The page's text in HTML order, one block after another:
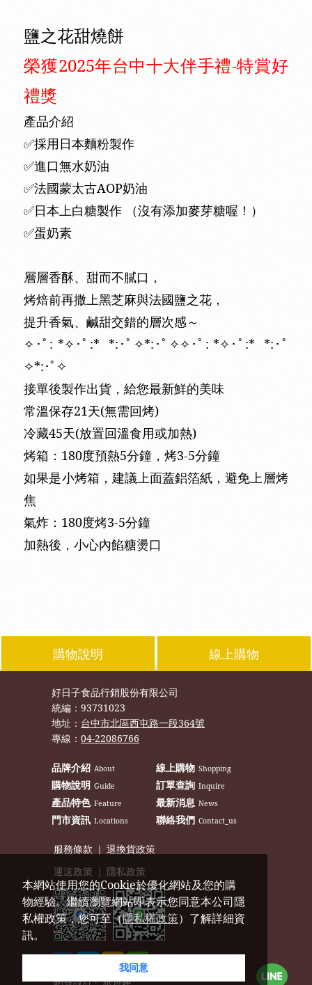
本網站使用您的Cookie於優化網站及您的購
物經驗。繼續瀏覽網站即表示您同意本公司隱
私權政策，您可至（隱私權政策）了解詳細資
訊。
我同意
鹽之花甜燒餅
榮獲2025年台中十大伴手禮-特賞好
禮獎
產品介紹
✅採用日本麵粉製作
✅進口無水奶油
✅法國蒙太古AOP奶油
✅日本上白糖製作 （沒有添加麥芽糖喔！）
✅蛋奶素
層層香酥、甜而不膩口，
烤焙前再撒上黑芝麻與法國鹽之花，
提升香氣、鹹甜交錯的層次感～
✧･ﾟ: *✧･ﾟ:* *:･ﾟ✧*:･ﾟ✧✧･ﾟ: *✧･ﾟ:* *:･ﾟ
✧*:･ﾟ✧
接單後製作出貨，給您最新鮮的美味
常溫保存21天(無需回烤)
冷藏45天(放置回溫食用或加熱)
烤箱：180度預熱5分鐘，烤3-5分鐘
如果是小烤箱，建議上面蓋鋁箔紙，避免上層烤
焦
氣炸：180度烤3-5分鐘
加熱後，小心內餡糖燙口
購物說明 線上購物
好日子食品行銷股份有限公司
統編： 93731023
地址： 台中市北區西屯路一段364號
專線： 04-22086766
品牌介紹 About 線上購物 Shopping
購物說明 Guide 訂單查詢 Inquire
產品特色 Feature 最新消息 News
門市資訊 Locations 聯絡我們 Contact_us
服務條款 ｜ 退換貨政策
運送政策 ｜ 隱私政策
網頁設計‧旅遊趣